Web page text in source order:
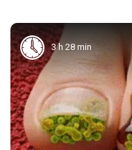
3 h 28 min